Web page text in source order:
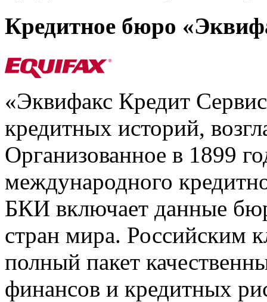
Кредитное бюро
«Эквифакс Кредит
кредитных историй,
Организованное в 1899
международного
БКИ включает данные
стран мира. Российским
полный пакет
финансов и кредитных